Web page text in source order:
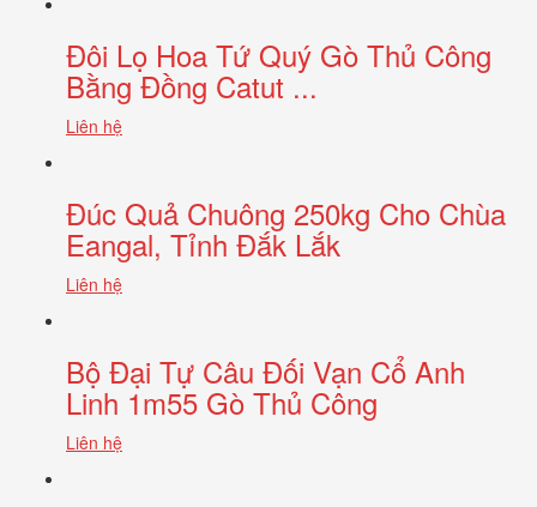
Đôi Lọ Hoa Tứ Quý Gò Thủ Công
Bằng Đồng Catut ...
Liên hệ
Đúc Quả Chuông 250kg Cho Chùa
Eangal, Tỉnh Đắk Lắk
Liên hệ
Bộ Đại Tự Câu Đối Vạn Cổ Anh
Linh 1m55 Gò Thủ Công
Liên hệ